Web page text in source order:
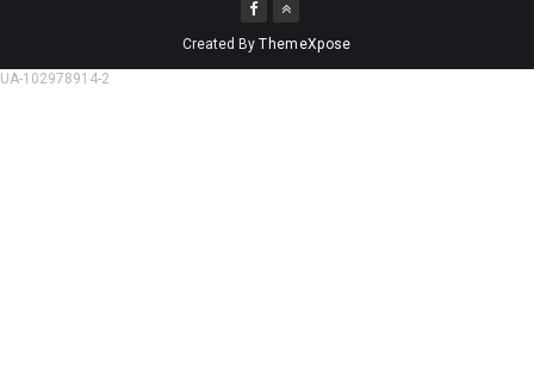
Created ByThemeXpose
UA-102978914-2